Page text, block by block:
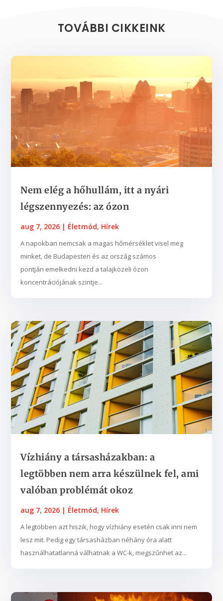
TOVÁBBI CIKKEINK
Nem elég a hőhullám, itt a nyári
légszennyezés: az ózon
aug 7, 2026 | Életmód, Hírek
A napokban nemcsak a magas hőmérséklet visel meg
minket, de Budapesten és az ország számos
pontján emelkedni kezd a talajközeli ózon
koncentrációjának szintje...
Vízhiány a társasházakban: a
legtöbben nem arra készülnek fel, ami
valóban problémát okoz
aug 7, 2026 | Életmód, Hírek
A legtöbben azt hiszik, hogy vízhiány esetén csak inni nem
lesz mit. Pedig egy társasházban néhány óra alatt
használhatatlanná válhatnak a WC-k, megszűnhet az...